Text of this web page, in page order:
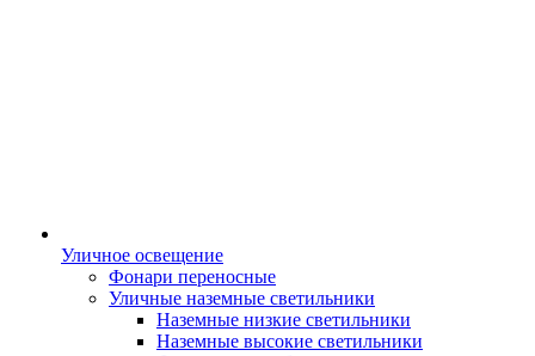
Уличное освещение
Фонари переносные
Уличные наземные светильники
Наземные низкие светильники
Наземные высокие светильники